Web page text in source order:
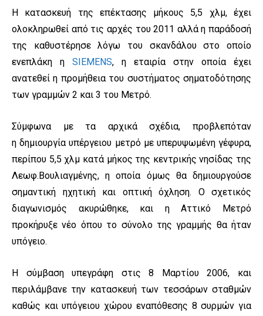
Η κατασκευή της επέκτασης μήκους 5,5 χλμ, έχει
ολοκληρωθεί από τις αρχές του 2011 αλλά η παράδοσή
της καθυστέρησε λόγω του σκανδάλου στο οποίο
ενεπλάκη η SIEMENS, η εταιρία στην οποία έχει
ανατεθεί η προμήθεια του συστήματος σηματοδότησης
των γραμμών 2 και 3 του Μετρό.
Σύμφωνα με τα αρχικά σχέδια, προβλεπόταν
η δημιουργία υπέργειου μετρό με υπερυψωμένη γέφυρα,
περίπου 5,5 χλμ κατά μήκος της κεντρικής νησίδας της
Λεωφ.Βουλιαγμένης, η οποία όμως θα δημιουργούσε
σημαντική ηχητική και οπτική όχληση. Ο σχετικός
διαγωνισμός ακυρώθηκε, και η Αττικό Μετρό
προκήρυξε νέο όπου το σύνολο της γραμμής θα ήταν
υπόγειο.
Η σύμβαση υπεγράφη στις 8 Μαρτίου 2006, και
περιλάμβανε την κατασκευή των τεσσάρων σταθμών
καθώς και υπόγειου χώρου εναπόθεσης 8 συρμών για